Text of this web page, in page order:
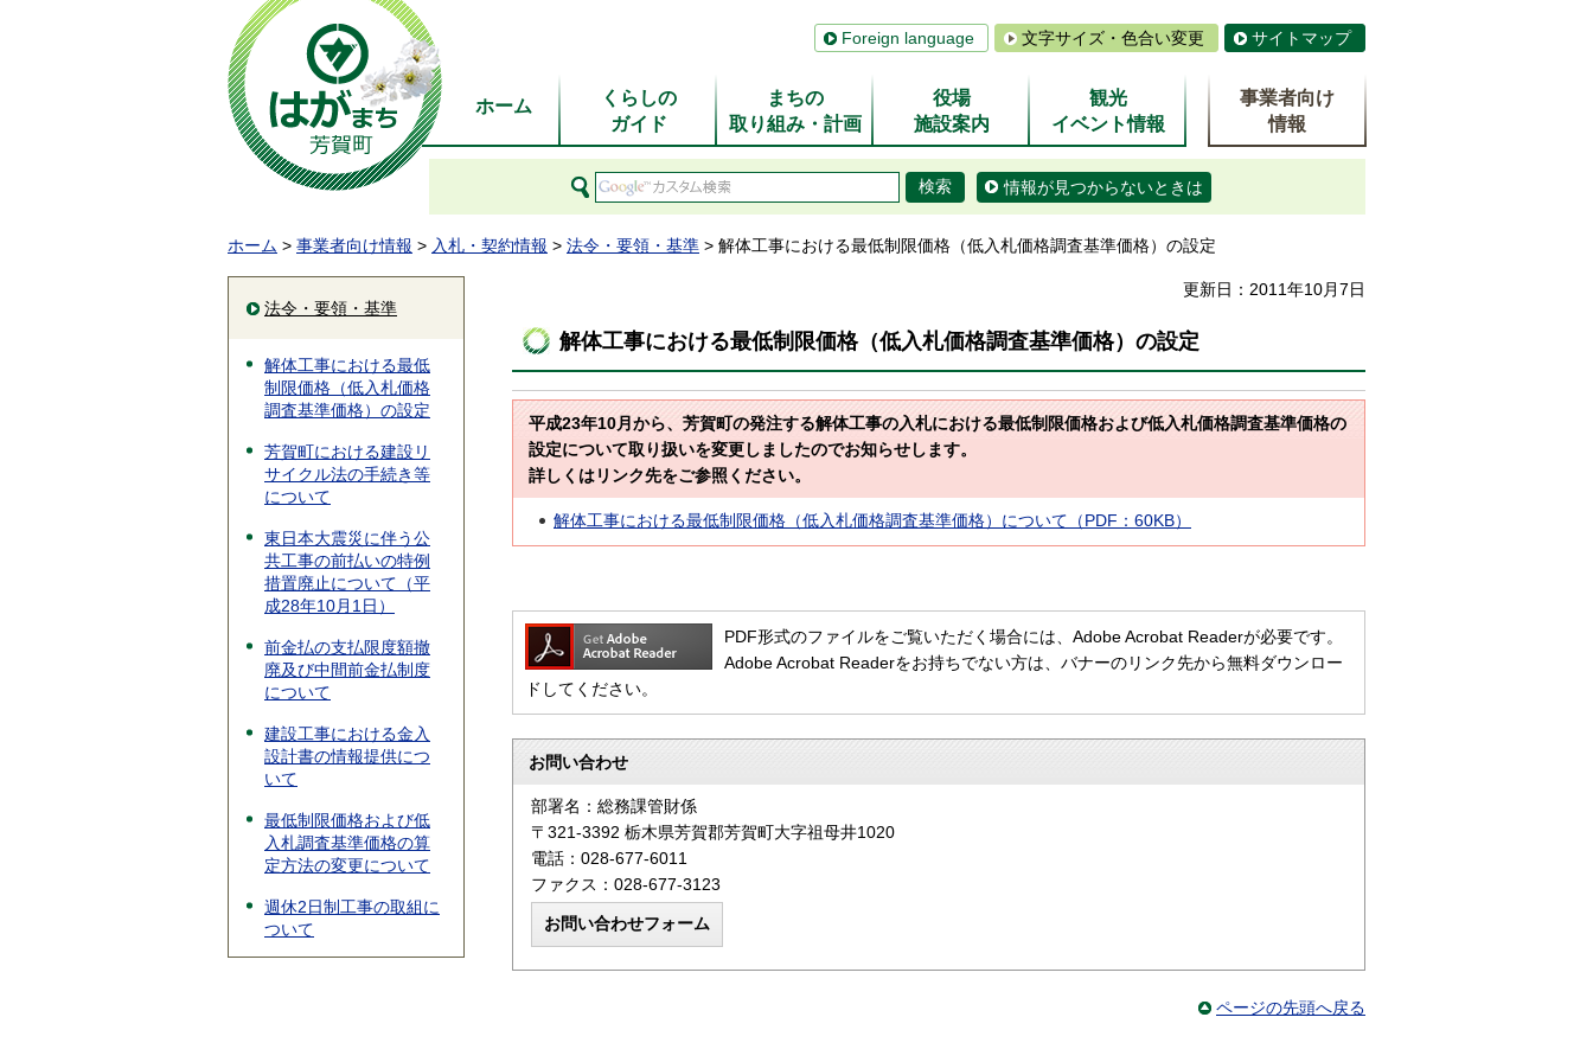
Foreign language 文字サイズ・色合い変更 サイトマップ
ホーム
くらしの
ガイド
まちの
取り組み・計画
役場
施設案内
観光
イベント情報
事業者向け
情報
情報が見つからないときは
ホーム > 事業者向け情報 > 入札・契約情報 > 法令・要領・基準 > 解体工事における最低制限価格（低入札価格調査基準価格）の設定
法令・要領・基準
解体工事における最低
制限価格（低入札価格
調査基準価格）の設定
芳賀町における建設リ
サイクル法の手続き等
について
東日本大震災に伴う公
共工事の前払いの特例
措置廃止について（平
成28年10月1日）
前金払の支払限度額撤
廃及び中間前金払制度
について
建設工事における金入
設計書の情報提供につ
いて
最低制限価格および低
入札調査基準価格の算
定方法の変更について
週休2日制工事の取組に
ついて
更新日：2011年10月7日
解体工事における最低制限価格（低入札価格調査基準価格）の設定
平成23年10月から、芳賀町の発注する解体工事の入札における最低制限価格および低入札価格調査基準価格の
設定について取り扱いを変更しましたのでお知らせします。
詳しくはリンク先をご参照ください。
解体工事における最低制限価格（低入札価格調査基準価格）について（PDF：60KB）
PDF形式のファイルをご覧いただく場合には、Adobe Acrobat Readerが必要です。
Adobe Acrobat Readerをお持ちでない方は、バナーのリンク先から無料ダウンロー
ドしてください。
お問い合わせ
部署名：総務課管財係
〒321-3392 栃木県芳賀郡芳賀町大字祖母井1020
電話：028-677-6011
ファクス：028-677-3123
ページの先頭へ戻る